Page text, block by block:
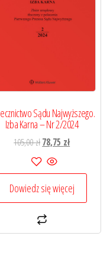
Sądu Najwyższego.
Izba Karna – Nr 2/2024
105,00złPierwotna
cena
wynosiła:
105,00 zł.
78,75 złAktualna
78,75 zł.
Dowiedz się więcej